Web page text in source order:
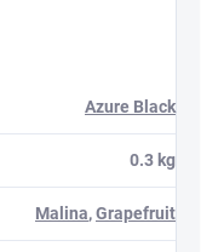
Azure Black
0.3 kg
Malina,Grapefruit